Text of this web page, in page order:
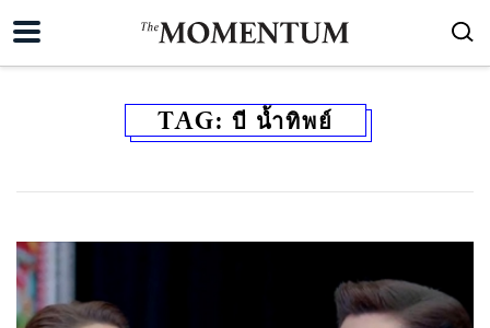
TAG: บี น้ำทิพย์